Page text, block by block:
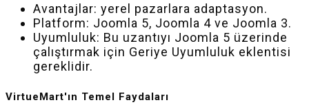
Avantajlar: yerel pazarlara adaptasyon.
Platform: Joomla 5, Joomla 4 ve Joomla 3.
Uyumluluk: Bu uzantıyı Joomla 5 üzerinde
çalıştırmak için Geriye Uyumluluk eklentisi
gereklidir.
VirtueMart'ın Temel Faydaları